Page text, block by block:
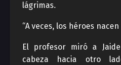
lágrimas.
“A veces, los héroes
El profesor miró a
cabeza hacia otro